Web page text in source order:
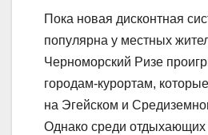
Пока новая дисконтная
популярна у местных
Черноморский Ризе
городам-курортам,
на Эгейском и
Однако среди